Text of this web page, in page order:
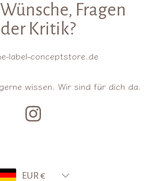
Fragen
Kritik?
label-conceptstore.de
wissen. Wir sind für dich da.
EUR €